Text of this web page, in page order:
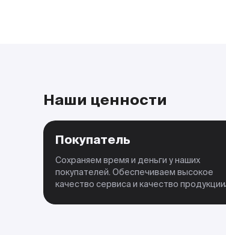
Наши ценности
Покупатель
Сохраняем время и деньги у наших
покупателей. Обеспечиваем высокое
качество сервиса и качество продукции